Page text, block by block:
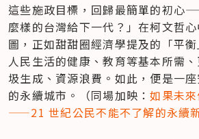
這些施政目標，回歸最簡單的初心
麼樣的台灣給下一代？」在柯文哲
圖，正如甜甜圈經濟學提及的「平
人民生活的健康、教育等基本所需
圾生成、資源浪費。如此，便是一
的永續城市。（同場加映：如果未來
——21 世紀公民不能不了解的永續